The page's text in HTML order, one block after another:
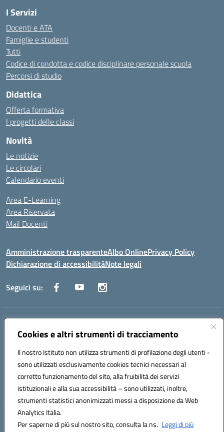
Cookies e altri strumenti di tracciamento
Il nostro Istituto non utilizza strumenti di profilazione degli utenti -
sono utilizzati esclusivamente cookies tecnici necessari al
corretto funzionamento del sito, alla fruibilità dei servizi
istituzionali e alla sua accessibilità – sono utilizzati, inoltre,
strumenti statistici anonimizzati messi a disposizione da Web
Analytics Italia.
Per saperne di più sul nostro sito, consulta la ns. Leggi di più
I Servizi
Docenti e ATA
Famiglie e studenti
Tutti
Codice di condotta e codice disciplinare personale scuola
Percorsi di studio
Didattica
Offerta formativa
I progetti delle classi
Novità
Le notizie
Le circolari
Calendario eventi
Area E-Learning
Area Riservata
Mail Docenti
Amministrazione trasparenteAlbo OnlinePrivacy Policy
Dichiarazione di accessibilitàNote legali
Seguici su:
Indirizzo:
Centralino:0885 417864 Email:fgpc180008@istruzione.it
Codice fiscale: 90043150714
Codice meccanografico:
FGPC180008
Codice Indice delle Pubbliche Amministrazioni (IPA): lzcc
Hosting & Powered by 3D Solution S.r.l.